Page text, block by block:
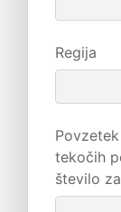
Regija
tekočih
število